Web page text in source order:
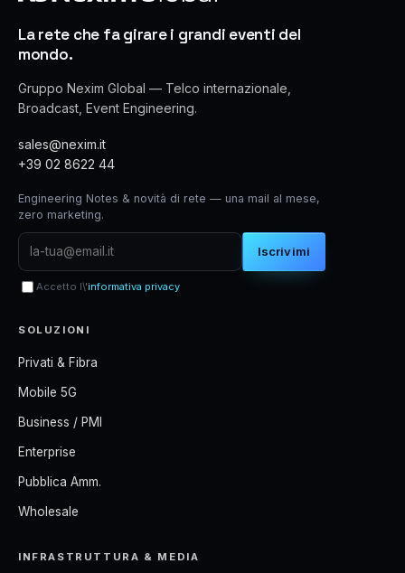
La rete che fa girare i grandi eventi del
mondo.
Gruppo Nexim Global — Telco internazionale,
Broadcast, Event Engineering.
sales@nexim.it
+39 02 8622 44
Engineering Notes & novità di rete — una mail al mese,
zero marketing.
Iscrivimi
Accetto l\'informativa privacy
SOLUZIONI
Privati & Fibra
Mobile 5G
Business / PMI
Enterprise
Pubblica Amm.
Wholesale
INFRASTRUTTURA & MEDIA